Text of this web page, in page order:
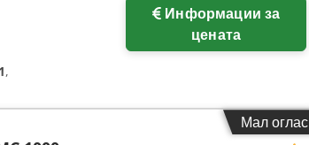
цената
,
Мал оглас